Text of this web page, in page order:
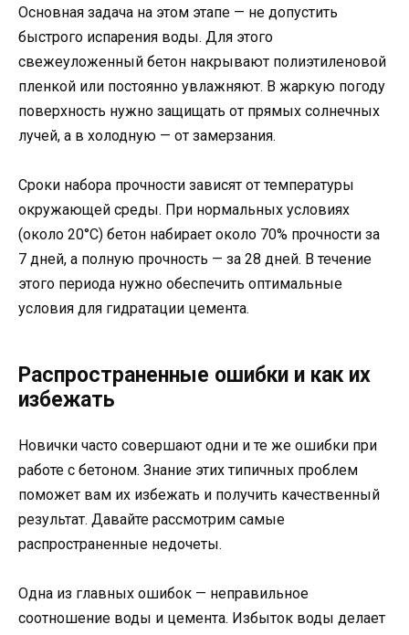
Основная задача на этом этапе — не допустить
быстрого испарения воды. Для этого
свежеуложенный бетон накрывают полиэтиленовой
пленкой или постоянно увлажняют. В жаркую погоду
поверхность нужно защищать от прямых солнечных
лучей, а в холодную — от замерзания.
Сроки набора прочности зависят от температуры
окружающей среды. При нормальных условиях
(около 20°C) бетон набирает около 70% прочности за
7 дней, а полную прочность — за 28 дней. В течение
этого периода нужно обеспечить оптимальные
условия для гидратации цемента.
Распространенные ошибки и как их
избежать
Новички часто совершают одни и те же ошибки при
работе с бетоном. Знание этих типичных проблем
поможет вам их избежать и получить качественный
результат. Давайте рассмотрим самые
распространенные недочеты.
Одна из главных ошибок — неправильное
соотношение воды и цемента. Избыток воды делает